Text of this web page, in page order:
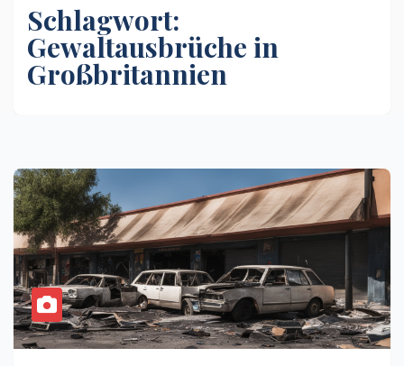
Schlagwort:
Gewaltausbrüche in
Großbritannien